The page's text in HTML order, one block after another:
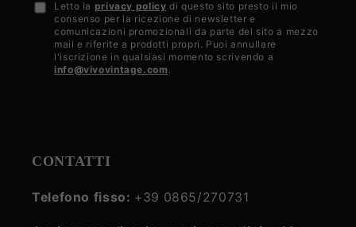
Accetto
privacy
policy
Letto la privacy policy di questo sito presto il mio
consenso per la ricezione di newsletter e
comunicazioni promozionali da parte del sito a mezzo
mail e riferite a prodotti propri. Puoi annullare
l'iscrizione in qualsiasi momento scrivendo a
info@vivovintage.com .
CONTATTI
Telefono fisso: +39 0865/270731